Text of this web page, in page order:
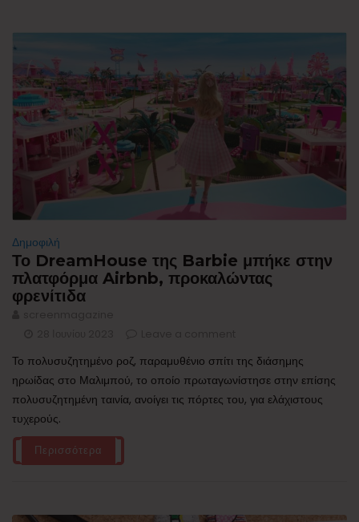
Δημοφιλή
Το DreamHouse της Barbie μπήκε στην
πλατφόρμα Airbnb, προκαλώντας
φρενίτιδα
Το πολυσυζητημένο ροζ, παραμυθένιο σπίτι της διάσημης
ηρωίδας στο Μαλιμπού, το οποίο πρωταγωνίστησε στην επίσης
πολυσυζητημένη ταινία, ανοίγει τις πόρτες του, για ελάχιστους
τυχερούς.
Περισσότερα